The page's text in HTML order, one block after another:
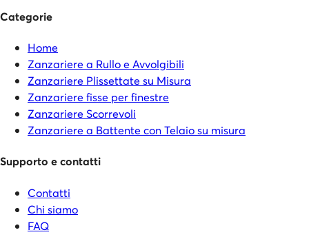
Categorie
Home
Zanzariere a Rullo e Avvolgibili
Zanzariere Plissettate su Misura
Zanzariere fisse per finestre
Zanzariere Scorrevoli
Zanzariere a Battente con Telaio su misura
Supporto e contatti
Contatti
Chi siamo
FAQ